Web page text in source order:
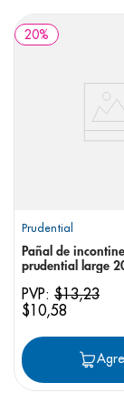
20%
Prudential
Pañal de
prudential large
PVP: $13,23
$10,58